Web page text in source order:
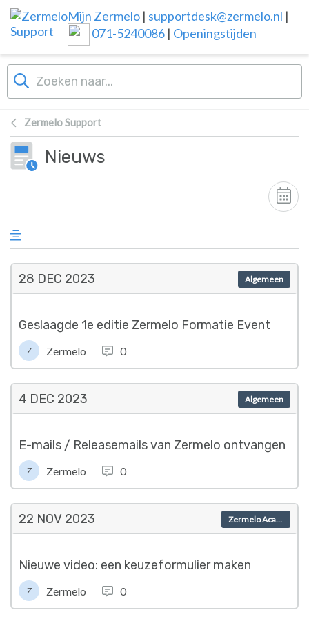
Overslaan naar hoofdinhoud
Mijn Zermelo | supportdesk@zermelo.nl |
071-5240086 | Openingstijden
Zermelo Support
Nieuws
28 DEC 2023
Geslaagde 1e editie Zermelo Formatie Event
Z Zermelo 0
Algemeen
4 DEC 2023
E-mails / Releasemails van Zermelo ontvangen
Z Zermelo 0
Algemeen
22 NOV 2023
Nieuwe video: een keuzeformulier maken
Z Zermelo 0
Zermelo Academy